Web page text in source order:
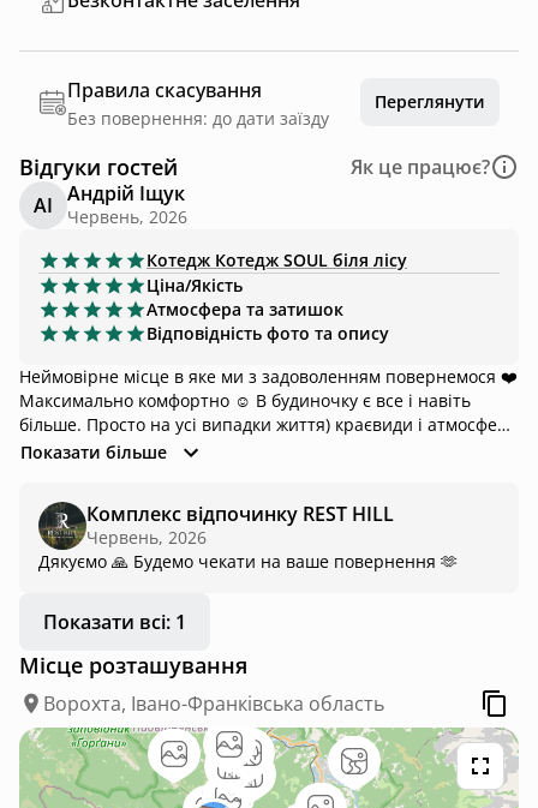
Правила скасування
Без повернення: до дати заїзду
Переглянути
Відгуки гостей
Як це працює?
АІ Андрій Іщук
Червень, 2026
Котедж Котедж SOUL біля лісу
Ціна/Якість
Атмосфера та затишок
Відповідність фото та опису
Неймовірне місце в яке ми з задоволенням повернемося ❤️
Максимально комфортно ☺️ В будиночку є все і навіть
більше. Просто на усі випадки життя) краєвиди і атмосфера
неймовірні. Комфортний доїзд, тиша та спокій, найвищий
рекомендувати це місце усім 😍
Показати більше
Комплекс відпочинку REST HILL
Червень, 2026
Дякуємо 🙏 Будемо чекати на ваше повернення 🫶
Показати всі: 1
Місце розташування
Ворохта, Івано-Франківська область